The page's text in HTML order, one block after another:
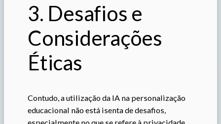
3. Desafios e
Considerações
Éticas
Contudo, a utilização da IA na personalização
educacional não está isenta de desafios,